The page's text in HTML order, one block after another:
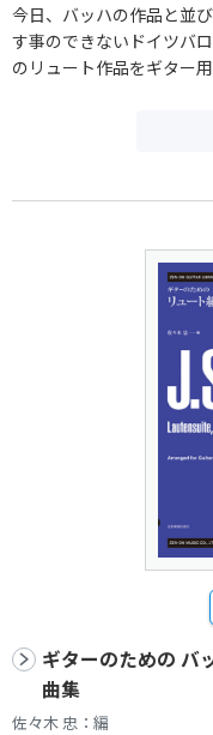
今日、バッハの作品と並
す事のできないドイツバ
のリュート作品をギター用
ギターのための バ
曲集
佐々木 忠：編